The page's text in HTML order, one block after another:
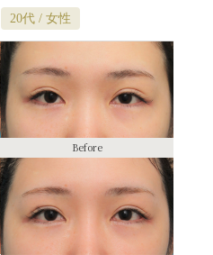
20代 / 女性
Before